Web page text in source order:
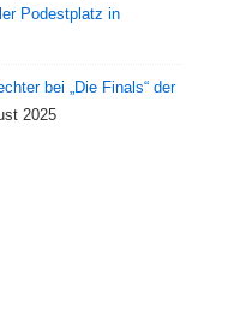
Podestplatz in
bei „Die Finals“ der
2025